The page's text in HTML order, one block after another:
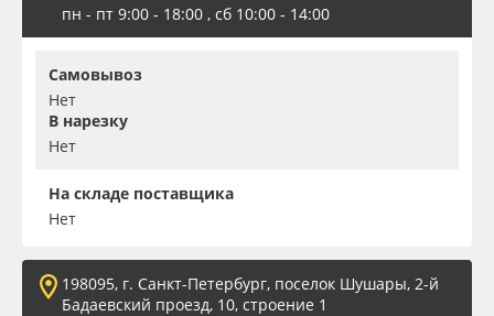
Баннер
Заготовки для сувениров
пн - пт 9:00 - 18:00 , сб 10:00 - 14:00
Самовывоз
Нет
В нарезку
Нет
На складе поставщика
Нет
198095, г. Санкт-Петербург, поселок Шушары, 2-й
Бадаевский проезд, 10, строение 1